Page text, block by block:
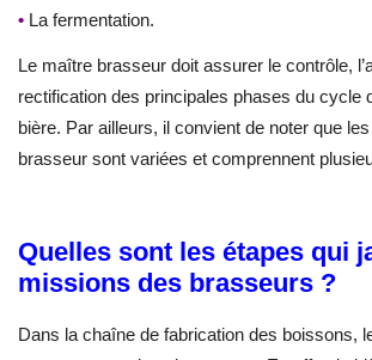
• La fermentation.
Le maître brasseur doit assurer le contrôle,
rectification des principales phases du cycle
bière. Par ailleurs, il convient de noter que
brasseur sont variées et comprennent
Quelles sont les étapes qui
missions des brasseurs ?
Dans la chaîne de fabrication des boissons,